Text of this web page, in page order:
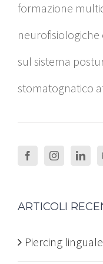
formazione
neurofisiologiche
sul sistema
stomatognatico
ARTICOLI
Piercing